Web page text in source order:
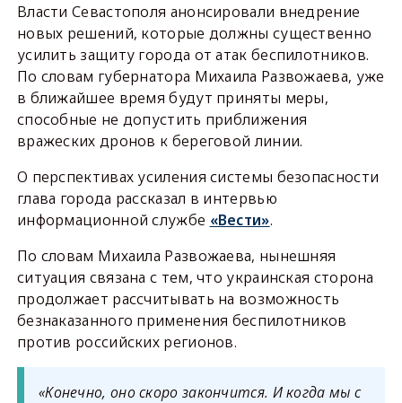
Власти Севастополя анонсировали внедрение
новых решений, которые должны существенно
усилить защиту города от атак беспилотников.
По словам губернатора Михаила Развожаева, уже
в ближайшее время будут приняты меры,
способные не допустить приближения
вражеских дронов к береговой линии.
О перспективах усиления системы безопасности
глава города рассказал в интервью
информационной службе «Вести».
По словам Михаила Развожаева, нынешняя
ситуация связана с тем, что украинская сторона
продолжает рассчитывать на возможность
безнаказанного применения беспилотников
против российских регионов.
«Конечно, оно скоро закончится. И когда мы с